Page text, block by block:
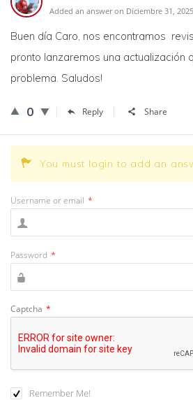
Added an answer on Diciembre 31,
Buen día Caro, nos encontramos
pronto lanzaremos una actualización
problema. Saludos!
0 Reply Share
You must login to add an
Username or email *
Password *
Captcha *
Remember Me!